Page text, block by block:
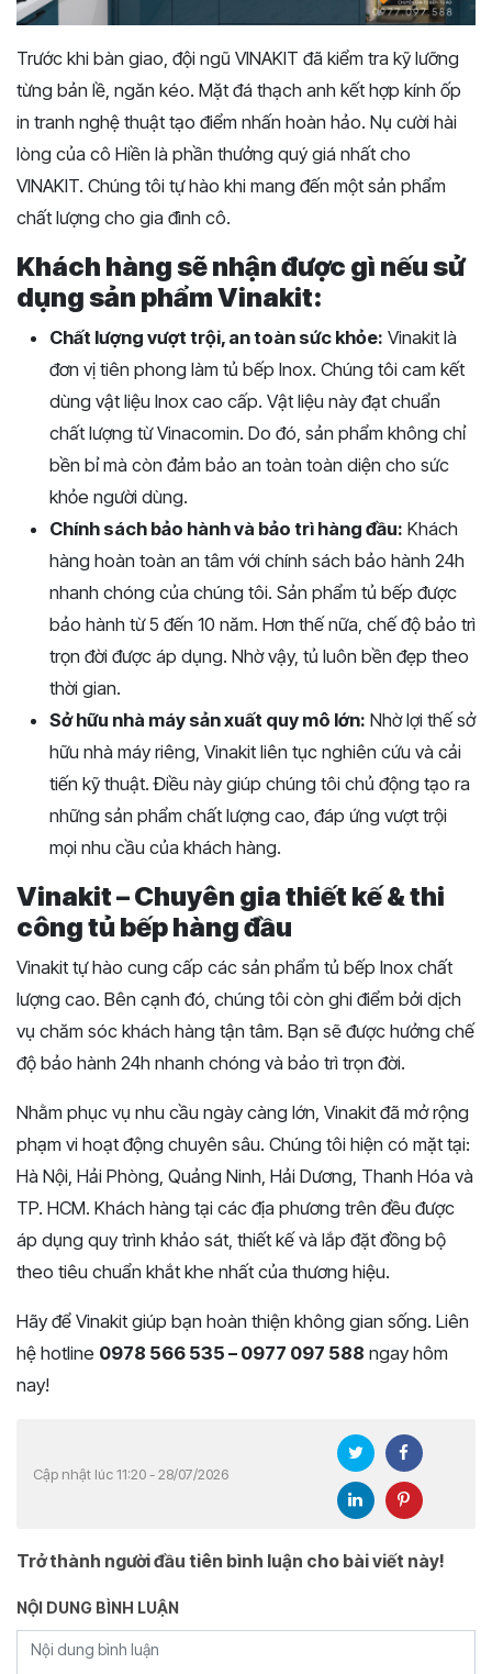
Trước khi bàn giao, đội ngũ VINAKIT đã kiểm tra kỹ lưỡng
từng bản lề, ngăn kéo. Mặt đá thạch anh kết hợp kính ốp
in tranh nghệ thuật tạo điểm nhấn hoàn hảo. Nụ cười hài
lòng của cô Hiền là phần thưởng quý giá nhất cho
VINAKIT. Chúng tôi tự hào khi mang đến một sản phẩm
chất lượng cho gia đình cô.
Khách hàng sẽ nhận được gì nếu sử
dụng sản phẩm Vinakit:
Chất lượng vượt trội, an toàn sức khỏe: Vinakit là
đơn vị tiên phong làm tủ bếp Inox. Chúng tôi cam kết
dùng vật liệu Inox cao cấp. Vật liệu này đạt chuẩn
chất lượng từ Vinacomin. Do đó, sản phẩm không chỉ
bền bỉ mà còn đảm bảo an toàn toàn diện cho sức
khỏe người dùng.
Chính sách bảo hành và bảo trì hàng đầu: Khách
hàng hoàn toàn an tâm với chính sách bảo hành 24h
nhanh chóng của chúng tôi. Sản phẩm tủ bếp được
bảo hành từ 5 đến 10 năm. Hơn thế nữa, chế độ bảo trì
trọn đời được áp dụng. Nhờ vậy, tủ luôn bền đẹp theo
thời gian.
Sở hữu nhà máy sản xuất quy mô lớn: Nhờ lợi thế sở
hữu nhà máy riêng, Vinakit liên tục nghiên cứu và cải
tiến kỹ thuật. Điều này giúp chúng tôi chủ động tạo ra
những sản phẩm chất lượng cao, đáp ứng vượt trội
mọi nhu cầu của khách hàng.
Vinakit – Chuyên gia thiết kế & thi
công tủ bếp hàng đầu
Vinakit tự hào cung cấp các sản phẩm tủ bếp Inox chất
lượng cao. Bên cạnh đó, chúng tôi còn ghi điểm bởi dịch
vụ chăm sóc khách hàng tận tâm. Bạn sẽ được hưởng chế
độ bảo hành 24h nhanh chóng và bảo trì trọn đời.
Nhằm phục vụ nhu cầu ngày càng lớn, Vinakit đã mở rộng
phạm vi hoạt động chuyên sâu. Chúng tôi hiện có mặt tại:
Hà Nội, Hải Phòng, Quảng Ninh, Hải Dương, Thanh Hóa và
TP. HCM. Khách hàng tại các địa phương trên đều được
áp dụng quy trình khảo sát, thiết kế và lắp đặt đồng bộ
theo tiêu chuẩn khắt khe nhất của thương hiệu.
Hãy để Vinakit giúp bạn hoàn thiện không gian sống. Liên
hệ hotline 0978 566 535 – 0977 097 588 ngay hôm
nay!
Cập nhật lúc 11:20 - 28/07/2026
Trở thành người đầu tiên bình luận cho bài viết này!
NỘI DUNG BÌNH LUẬN